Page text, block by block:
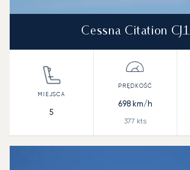
Cessna Citation CJ1
5
698km/h
377 kts